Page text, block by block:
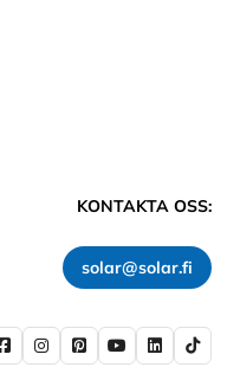
KONTAKTA OSS:
solar@solar.fi